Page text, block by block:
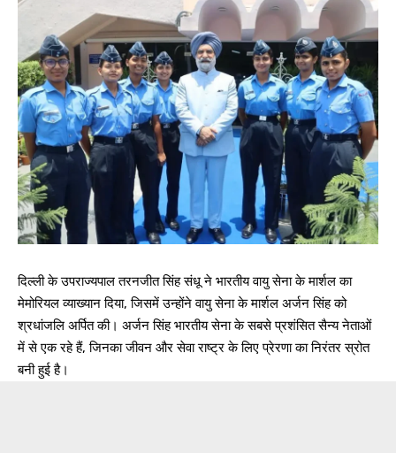
दिल्ली के उपराज्यपाल तरनजीत सिंह संधू ने भारतीय वायु सेना के मार्शल का
मेमोरियल व्याख्यान दिया, जिसमें उन्होंने वायु सेना के मार्शल अर्जन सिंह को
श्रधांजलि अर्पित की। अर्जन सिंह भारतीय सेना के सबसे प्रशंसित सैन्य नेताओं
में से एक रहे हैं, जिनका जीवन और सेवा राष्ट्र के लिए प्रेरणा का निरंतर स्रोत
बनी हुई है।